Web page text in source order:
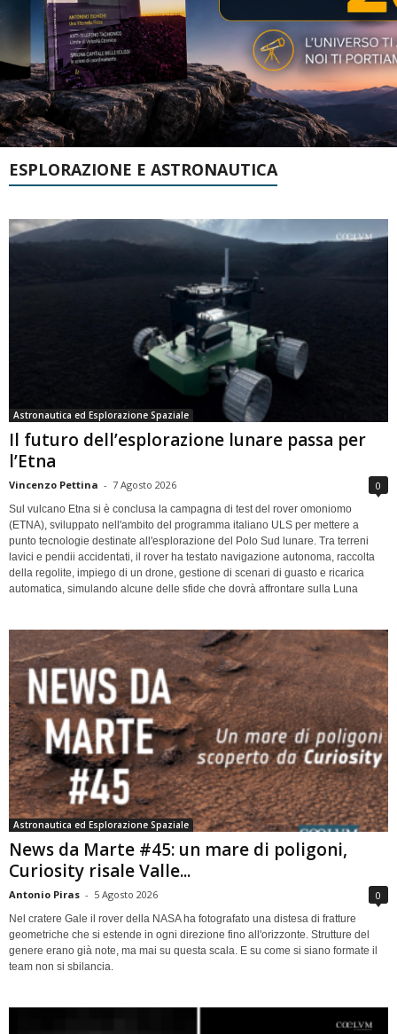
ESPLORAZIONE E ASTRONAUTICA
Astronautica ed Esplorazione Spaziale
Il futuro dell’esplorazione lunare passa per
l’Etna
Vincenzo Pettina - 7 Agosto 2026 0
Sul vulcano Etna si è conclusa la campagna di test del rover omoniomo
(ETNA), sviluppato nell'ambito del programma italiano ULS per mettere a
punto tecnologie destinate all'esplorazione del Polo Sud lunare. Tra terreni
lavici e pendii accidentati, il rover ha testato navigazione autonoma, raccolta
della regolite, impiego di un drone, gestione di scenari di guasto e ricarica
automatica, simulando alcune delle sfide che dovrà affrontare sulla Luna
Astronautica ed Esplorazione Spaziale
News da Marte #45: un mare di poligoni,
Curiosity risale Valle...
Antonio Piras - 5 Agosto 2026 0
Nel cratere Gale il rover della NASA ha fotografato una distesa di fratture
geometriche che si estende in ogni direzione fino all'orizzonte. Strutture del
genere erano già note, ma mai su questa scala. E su come si siano formate il
team non si sbilancia.